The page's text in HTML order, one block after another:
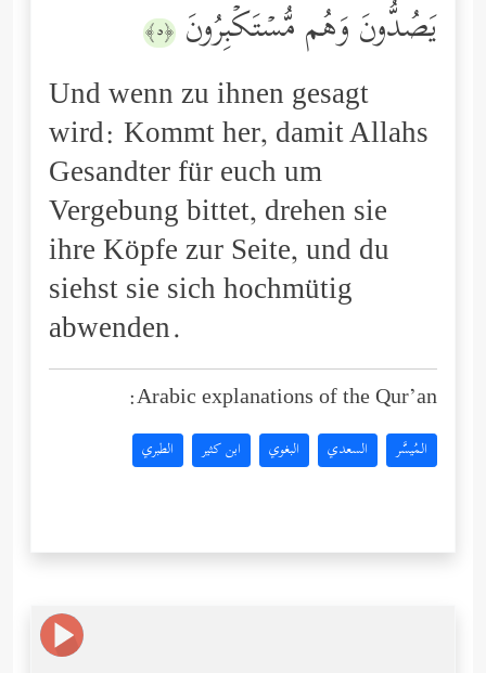
یَصُدُّونَ وَهُم مُّسۡتَكۡبِرُونَ ﴿٥﴾
Und wenn zu ihnen gesagt
wird: Kommt her, damit Allahs
Gesandter für euch um
Vergebung bittet, drehen sie
ihre Köpfe zur Seite, und du
siehst sie sich hochmütig
abwenden.
Arabic explanations of the Qur’an:
المُيسَّر السعدي البغوي ابن كثير الطبري